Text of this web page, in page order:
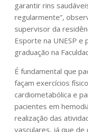
garantir rins
regularmente”,
supervisor da
Esporte na UNESP
graduação na
É fundamental que
façam exercícios
cardiometabólica e
pacientes em
realização das
vasculares, já que